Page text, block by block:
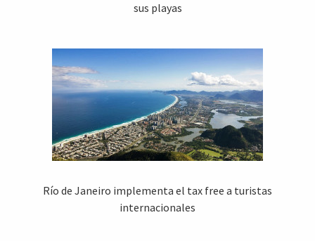
sus playas
Río de Janeiro implementa el tax free a turistas
internacionales